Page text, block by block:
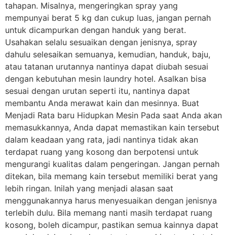
tahapan. Misalnya, mengeringkan spray yang
mempunyai berat 5 kg dan cukup luas, jangan pernah
untuk dicampurkan dengan handuk yang berat.
Usahakan selalu sesuaikan dengan jenisnya, spray
dahulu selesaikan semuanya, kemudian, handuk, baju,
atau tatanan urutannya nantinya dapat diubah sesuai
dengan kebutuhan mesin laundry hotel. Asalkan bisa
sesuai dengan urutan seperti itu, nantinya dapat
membantu Anda merawat kain dan mesinnya. Buat
Menjadi Rata baru Hidupkan Mesin Pada saat Anda akan
memasukkannya, Anda dapat memastikan kain tersebut
dalam keadaan yang rata, jadi nantinya tidak akan
terdapat ruang yang kosong dan berpotensi untuk
mengurangi kualitas dalam pengeringan. Jangan pernah
ditekan, bila memang kain tersebut memiliki berat yang
lebih ringan. Inilah yang menjadi alasan saat
menggunakannya harus menyesuaikan dengan jenisnya
terlebih dulu. Bila memang nanti masih terdapat ruang
kosong, boleh dicampur, pastikan semua kainnya dapat